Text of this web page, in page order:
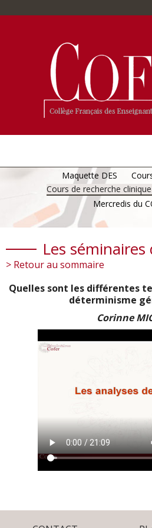
Maquette DES
Cours de recherche
Mercredis du
Les séminaires
> Retour au sommaire
Quelles sont les différentes
déterminisme
Corinne